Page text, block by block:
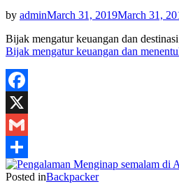
by adminMarch 31, 2019March 31,
Bijak mengatur keuangan dan
Bijak mengatur keuangan dan
Facebook
X
Gmail
Share
Posted inBackpacker